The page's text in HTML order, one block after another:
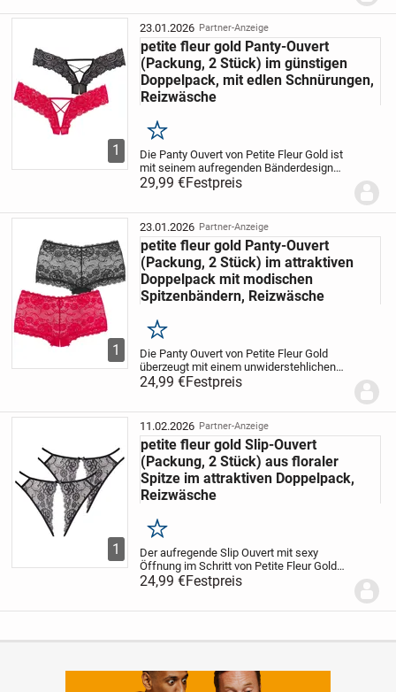
extravagan...
1
23.01.2026 Partner-Anzeige
petite fleur gold Panty-Ouvert
(Packung, 2 Stück) im günstigen
Doppelpack, mit edlen Schnürungen,
Reizwäsche
Merken
Die Panty Ouvert von Petite Fleur Gold ist
mit seinem aufregenden Bänderdesign
absolut verführerisch. Die Seiten der
Panty sind aus floraler, dezent
Figur...
29,99 €Festpreis
1
23.01.2026 Partner-Anzeige
petite fleur gold Panty-Ouvert
(Packung, 2 Stück) im attraktiven
Doppelpack mit modischen
Spitzenbändern, Reizwäsche
Merken
Die Panty Ouvert von Petite Fleur Gold
überzeugt mit einem unwiderstehlichen
Look. Die Panty ist aus floraler, leicht
transparenter Spitze gefertigt, welche
schmiegt...
24,99 €Festpreis
1
11.02.2026 Partner-Anzeige
petite fleur gold Slip-Ouvert
(Packung, 2 Stück) aus floraler
Spitze im attraktiven Doppelpack,
Reizwäsche
Merken
Der aufregende Slip Ouvert mit sexy
Öffnung im Schritt von Petite Fleur Gold
macht definitiv Lust auf mehr! Der
extravagante Slip besticht mit einem Mix
24,99 €Festpreis